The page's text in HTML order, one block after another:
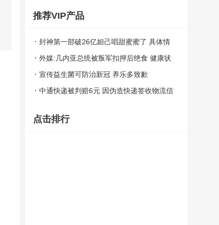
推荐VIP产品
封神第一部破26亿妲己唱甜蜜蜜了 具体情
况是怎么样？（图）
外媒:几内亚总统被叛军扣押后绝食 健康状
况引发担忧！
宣传益生菌可防治新冠 养乐多致歉
中通快递被判赔6元 因伪造快递签收物流信
点击排行